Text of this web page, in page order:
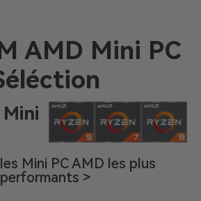
AMD Mini PC
Mini PC AMD les plus
performants >